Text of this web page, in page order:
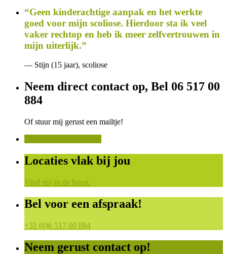
“Geen kinderachtige aanpak en het werkte
goed voor mijn scoliose. Hierdoor sta ik veel
vaker rechtop en heb ik meer zelfvertrouwen in
mijn uiterlijk.”
— Stijn (15 jaar), scoliose
Neem direct contact op, Bel 06 517 00
884
Of stuur mij gerust een mailtje!
Locaties vlak bij jou
Vind mij in de buurt.
Bel voor een afspraak!
+31 (0)6 517 00 884
Neem gerust contact op!